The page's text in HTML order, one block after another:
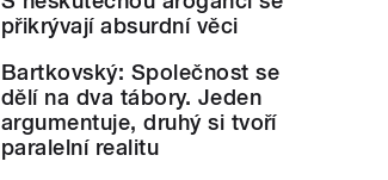
přikrývají absurdní věci
Bartkovský: Společnost se
dělí na dva tábory. Jeden
argumentuje, druhý si tvoří
paralelní realitu